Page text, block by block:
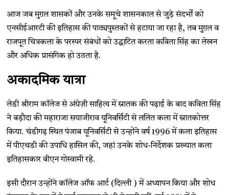
आज जब मुग़ल शासकों और उनके समूचे शासनकाल से जुड़े संदर्भों को
एनसीईआरटी की इतिहास की पाठ्यपुस्तकों से हटाया जा रहा है, तब मुग़ल व
राजपूत चित्रकला के परस्पर संबंधों को उद्घाटित करता कविता सिंह का लेखन
और अधिक प्रासंगिक हो उठता है.
अकादमिक यात्रा
लेडी श्रीराम कॉलेज से अंग्रेज़ी साहित्य में स्नातक की पढ़ाई के बाद कविता सिंह
ने बड़ौदा की महाराजा सयाजीराव यूनिवर्सिटी से ललित कला में स्नातकोत्तर
किया. चंडीगढ़ स्थित पंजाब यूनिवर्सिटी से उन्होंने वर्ष 1996 में कला इतिहास
में पीएचडी की उपाधि हासिल की, जहां उनके शोध-निर्देशक प्रख्यात कला
इतिहासकार बीएन गोस्वामी रहे.
इसी दौरान उन्होंने कॉलेज ऑफ आर्ट (दिल्ली ) में अध्यापन किया और शोध